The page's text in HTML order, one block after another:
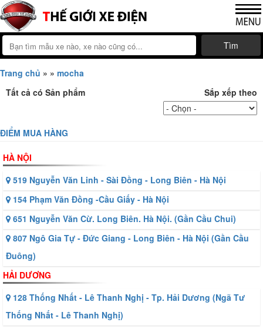
Tìm
Trang chủ » » mocha
Tất cả có Sản phẩm Sắp xếp theo
ĐIỂM MUA HÀNG
HÀ NỘI
519 Nguyễn Văn Linh - Sài Đồng - Long Biên - Hà Nội
154 Phạm Văn Đồng -Cầu Giấy - Hà Nội
651 Nguyễn Văn Cừ. Long Biên. Hà Nội. (Gần Cầu Chui)
807 Ngô Gia Tự - Đức Giang - Long Biên - Hà Nội (Gần Cầu
Đuông)
HẢI DƯƠNG
128 Thống Nhất - Lê Thanh Nghị - Tp. Hải Dương (Ngã Tư
Thống Nhất - Lê Thanh Nghị)